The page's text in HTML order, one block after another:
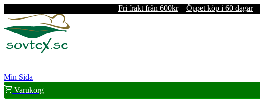
Fri frakt från 600kr Öppet köp i 60 dagar
Min Sida
Varukorg